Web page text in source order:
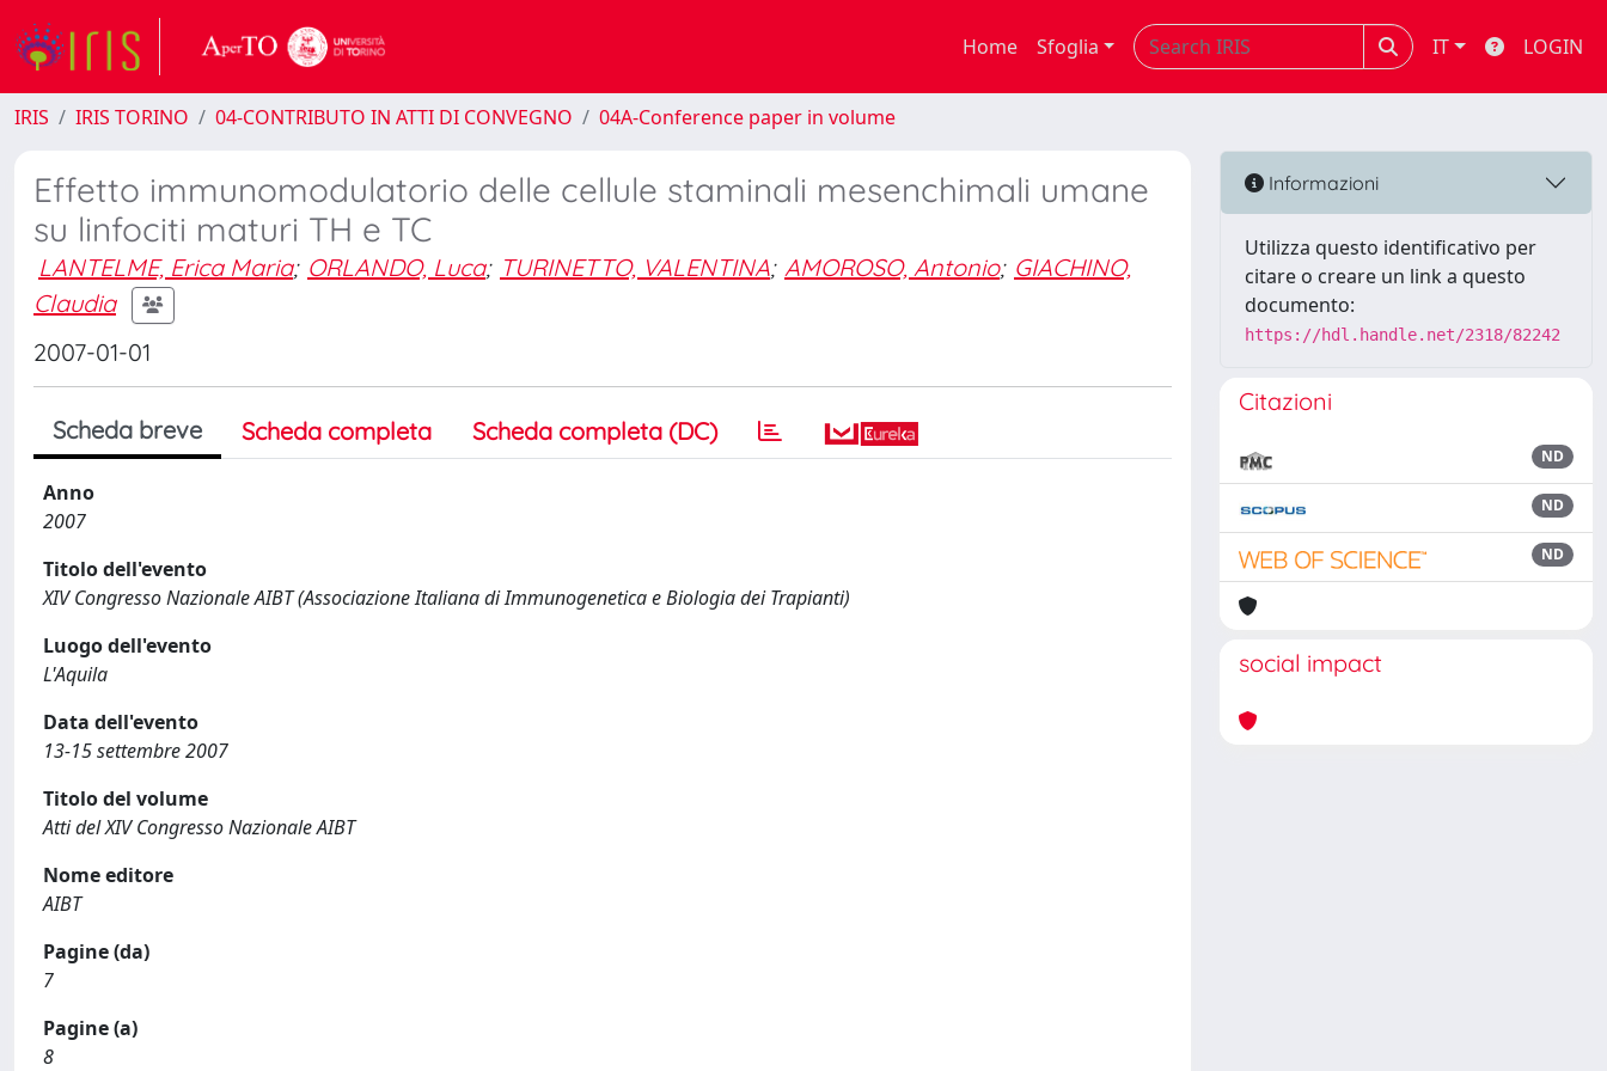
Home Sfoglia IT LOGIN
IRIS IRIS TORINO 04-CONTRIBUTO IN ATTI DI CONVEGNO 04A-Conference paper in volume
Effetto immunomodulatorio delle cellule staminali mesenchimali umane
su linfociti maturi TH e TC
LANTELME, Erica Maria; ORLANDO, Luca; TURINETTO, VALENTINA; AMOROSO, Antonio; GIACHINO,
Claudia
2007-01-01
Scheda breve Scheda completa Scheda completa (DC)
Anno
2007
Titolo dell'evento
XIV Congresso Nazionale AIBT (Associazione Italiana di Immunogenetica e Biologia dei Trapianti)
Luogo dell'evento
L'Aquila
Data dell'evento
13-15 settembre 2007
Titolo del volume
Atti del XIV Congresso Nazionale AIBT
Nome editore
AIBT
Pagine (da)
7
Pagine (a)
8
Informazioni
Utilizza questo identificativo per
citare o creare un link a questo
documento:
https://hdl.handle.net/2318/82242
Citazioni
ND
ND
ND
social impact